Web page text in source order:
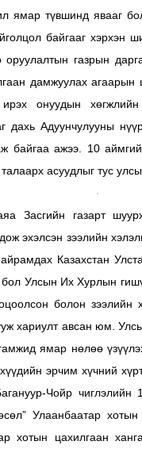
ямар түвшинд явааг
байгааг хэрхэн
газрын
дамжуулах
онуудын
Адуунчулууны
байгаа ажээ. 10
асуудлыг тус
Засгийн газарт
эхэлсэн зээлийн
Казахстан
Улсын Их Хурлын
болон
хариулт авсан юм.
ямар нөлөө
эрчим хүчний
Чойр
Улаанбаатар
хотын цахилгаан